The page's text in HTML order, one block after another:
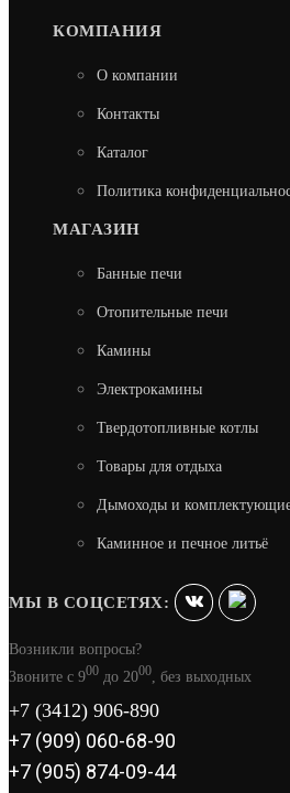
КОМПАНИЯ
О компании
Контакты
Каталог
Политика
МАГАЗИН
Банные печи
Отопительные печи
Камины
Электрокамины
Твердотопливные котлы
Товары для отдыха
Дымоходы и
Каминное и печное литьё
МЫ В СОЦСЕТЯХ:
Возникли вопросы?
Звоните с 900 до 2000 , без выходных
+7 (3412) 906-890
+7 (909) 060-68-90
+7 (905) 874-09-44